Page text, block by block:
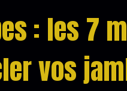
: les 7
vos